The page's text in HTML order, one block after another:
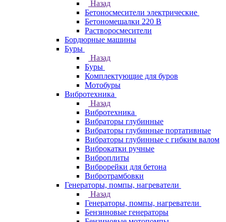
Назад
Бетоносмесители электрические
Бетономешалки 220 В
Растворосмесители
Бордюрные машины
Буры
Назад
Буры
Комплектующие для буров
Мотобуры
Вибротехника
Назад
Вибротехника
Вибраторы глубинные
Вибраторы глубинные портативные
Вибраторы глубинные с гибким валом
Виброкатки ручные
Виброплиты
Виброрейки для бетона
Вибротрамбовки
Генераторы, помпы, нагреватели
Назад
Генераторы, помпы, нагреватели
Бензиновые генераторы